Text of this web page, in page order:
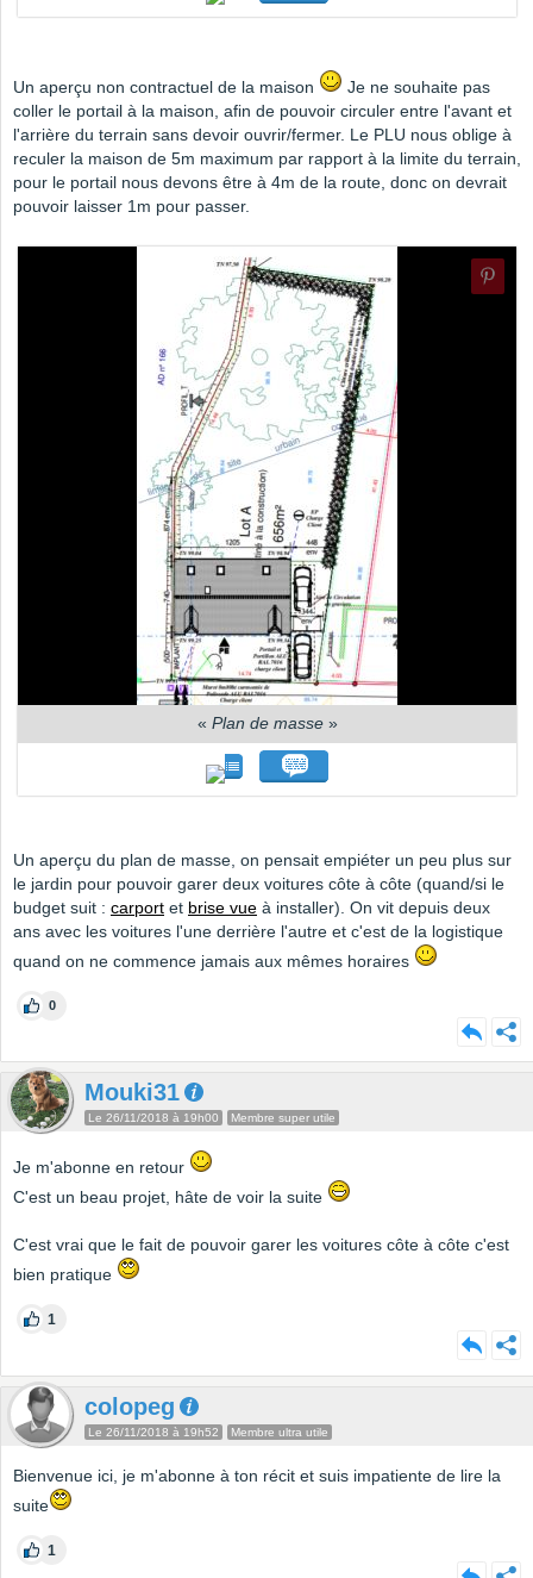
Un aperçu non contractuel de la maison
Je ne souhaite pas
coller le portail à la maison, afin de pouvoir circuler entre l'avant et
l'arrière du terrain sans devoir ouvrir/fermer. Le PLU nous oblige à
reculer la maison de 5m maximum par rapport à la limite du terrain,
pour le portail nous devons être à 4m de la route, donc on devrait
pouvoir laisser 1m pour passer.
« Plan de masse»
Un aperçu du plan de masse, on pensait empiéter un peu plus sur
le jardin pour pouvoir garer deux voitures côte à côte (quand/si le
budget suit : carport et brise vue à installer). On vit depuis deux
ans avec les voitures l'une derrière l'autre et c'est de la logistique
quand on ne commence jamais aux mêmes horaires
0
Mouki31
Le 26/11/2018 à 19h00 Membre super utile
Je m'abonne en retour
C'est un beau projet, hâte de voir la suite
C'est vrai que le fait de pouvoir garer les voitures côte à côte c'est
bien pratique
1
colopeg
Le 26/11/2018 à 19h52 Membre ultra utile
Bienvenue ici, je m'abonne à ton récit et suis impatiente de lire la
suite
1